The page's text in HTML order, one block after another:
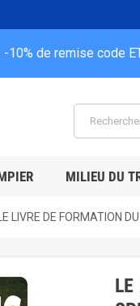
-10% de remise code
MILIEU DU
LE LIVRE DE FORMATION